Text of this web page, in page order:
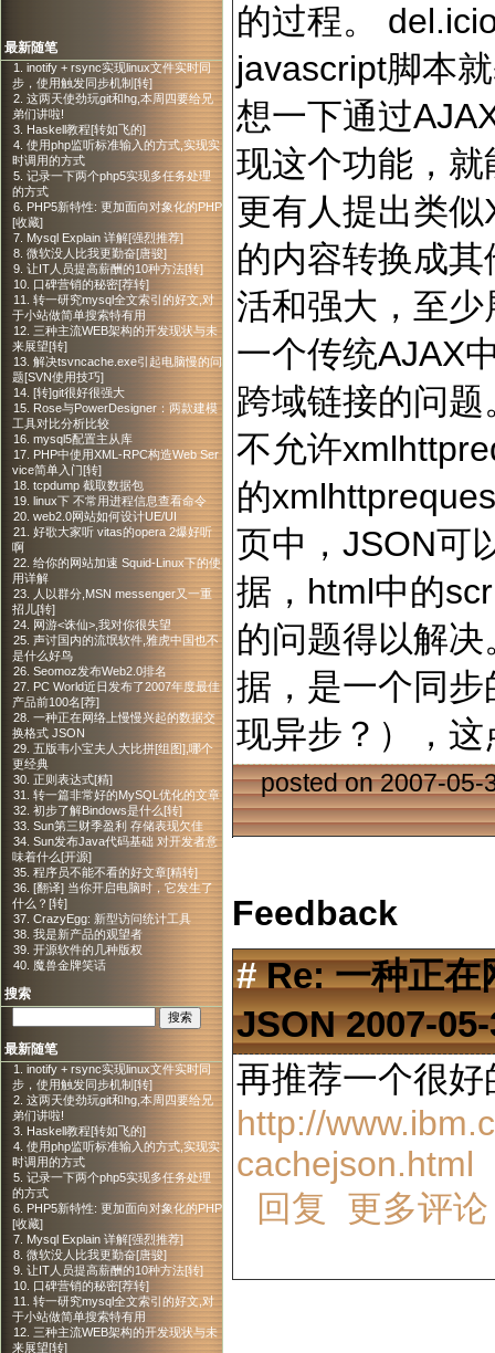
最新随笔
1. inotify + rsync实现linux文件实时同
步，使用触发同步机制[转]
2. 这两天使劲玩git和hg,本周四要给兄
弟们讲啦!
3. Haskell教程[转如飞的]
4. 使用php监听标准输入的方式,实现实
时调用的方式
5. 记录一下两个php5实现多任务处理
的方式
6. PHP5新特性: 更加面向对象化的PHP
[收藏]
7. Mysql Explain 详解[强烈推荐]
8. 微软没人比我更勤奋[唐骏]
9. 让IT人员提高薪酬的10种方法[转]
10. 口碑营销的秘密[荐转]
11. 转一研究mysql全文索引的好文,对
于小站做简单搜索特有用
12. 三种主流WEB架构的开发现状与未
来展望[转]
13. 解决tsvncache.exe引起电脑慢的问
题[SVN使用技巧]
14. [转]git很好很强大
15. Rose与PowerDesigner：两款建模
工具对比分析比较
16. mysql5配置主从库
17. PHP中使用XML-RPC构造Web Ser
vice简单入门[转]
18. tcpdump 截取数据包
19. linux下 不常用进程信息查看命令
20. web2.0网站如何设计UE/UI
21. 好歌大家听 vitas的opera 2爆好听
啊
22. 给你的网站加速 Squid-Linux下的使
用详解
23. 人以群分,MSN messenger又一重
招儿[转]
24. 网游<诛仙>,我对你很失望
25. 声讨国内的流氓软件,雅虎中国也不
是什么好鸟
26. Seomoz发布Web2.0排名
27. PC World近日发布了2007年度最佳
产品前100名[荐]
28. 一种正在网络上慢慢兴起的数据交
换格式 JSON
29. 五版韦小宝夫人大比拼[组图],哪个
更经典
30. 正则表达式[精]
31. 转一篇非常好的MySQL优化的文章
32. 初步了解Bindows是什么[转]
33. Sun第三财季盈利 存储表现欠佳
34. Sun发布Java代码基础 对开发者意
味着什么[开源]
35. 程序员不能不看的好文章[精转]
36. [翻译] 当你开启电脑时，它发生了
什么？[转]
37. CrazyEgg: 新型访问统计工具
38. 我是新产品的观望者
39. 开源软件的几种版权
40. 魔兽金牌笑话
搜索
最新随笔
1. inotify + rsync实现linux文件实时同
步，使用触发同步机制[转]
2. 这两天使劲玩git和hg,本周四要给兄
弟们讲啦!
3. Haskell教程[转如飞的]
4. 使用php监听标准输入的方式,实现实
时调用的方式
5. 记录一下两个php5实现多任务处理
的方式
6. PHP5新特性: 更加面向对象化的PHP
[收藏]
7. Mysql Explain 详解[强烈推荐]
8. 微软没人比我更勤奋[唐骏]
9. 让IT人员提高薪酬的10种方法[转]
10. 口碑营销的秘密[荐转]
11. 转一研究mysql全文索引的好文,对
于小站做简单搜索特有用
12. 三种主流WEB架构的开发现状与未
来展望[转]
的过程。
javascript脚本
想一下通过
现这个功能，
更有人提出类
的内容转换成
活和强大，至
一个传统AJAX
跨域链接的问
不允许
的
页中，JSON可
据，html中的
的问题得以解
据，是一个同
现异步？），
posted on 2007-
Feedback
# Re: 一种正在
JSON 2007-
再推荐一个很
http://
cachejson.html
回复
更多评论